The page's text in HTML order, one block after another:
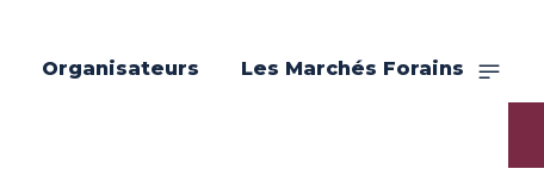
Organisateurs Les Marchés Forains